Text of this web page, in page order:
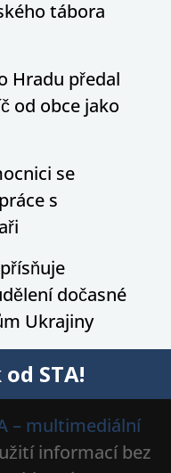
tábora
Hradu předal
od obce jako
se
s
dočasné
Ukrajiny
STA!
– multimediální
informací bez